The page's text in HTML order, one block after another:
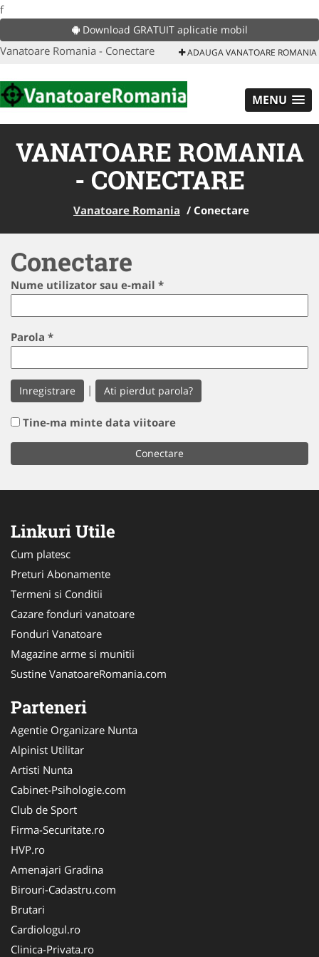
f
Download GRATUIT aplicatie mobil
Vanatoare Romania - Conectare ADAUGA VANATOARE ROMANIA
MENU
VANATOARE ROMANIA
- CONECTARE
Vanatoare Romania / Conectare
Conectare
Nume utilizator sau e-mail *
Parola *
Inregistrare | Ati pierdut parola?
Tine-ma minte data viitoare
Linkuri Utile
Cum platesc
Preturi Abonamente
Termeni si Conditii
Cazare fonduri vanatoare
Fonduri Vanatoare
Magazine arme si munitii
Sustine VanatoareRomania.com
Parteneri
Agentie Organizare Nunta
Alpinist Utilitar
Artisti Nunta
Cabinet-Psihologie.com
Club de Sport
Firma-Securitate.ro
HVP.ro
Amenajari Gradina
Birouri-Cadastru.com
Brutari
Cardiologul.ro
Clinica-Privata.ro